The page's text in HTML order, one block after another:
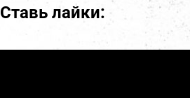
Ставь лайки: